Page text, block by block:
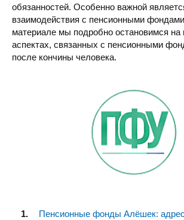
обязанностей. Особенно важной
взаимодействия с пенсионными
материале мы подробно остановимся
аспектах, связанных с пенсионными
после кончины человека.
Пенсионные фонды Алёшек: